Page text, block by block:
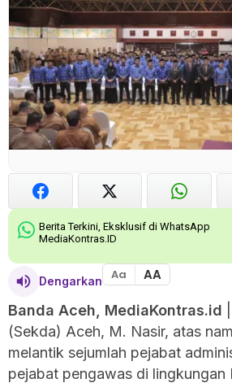
Berita Terkini, Eksklusif di WhatsApp
MediaKontras.ID
Dengarkan Aa AA
‎Banda Aceh, MediaKontras.id
(Sekda) Aceh, M. Nasir, atas
melantik sejumlah pejabat
pejabat pengawas di lingkungan